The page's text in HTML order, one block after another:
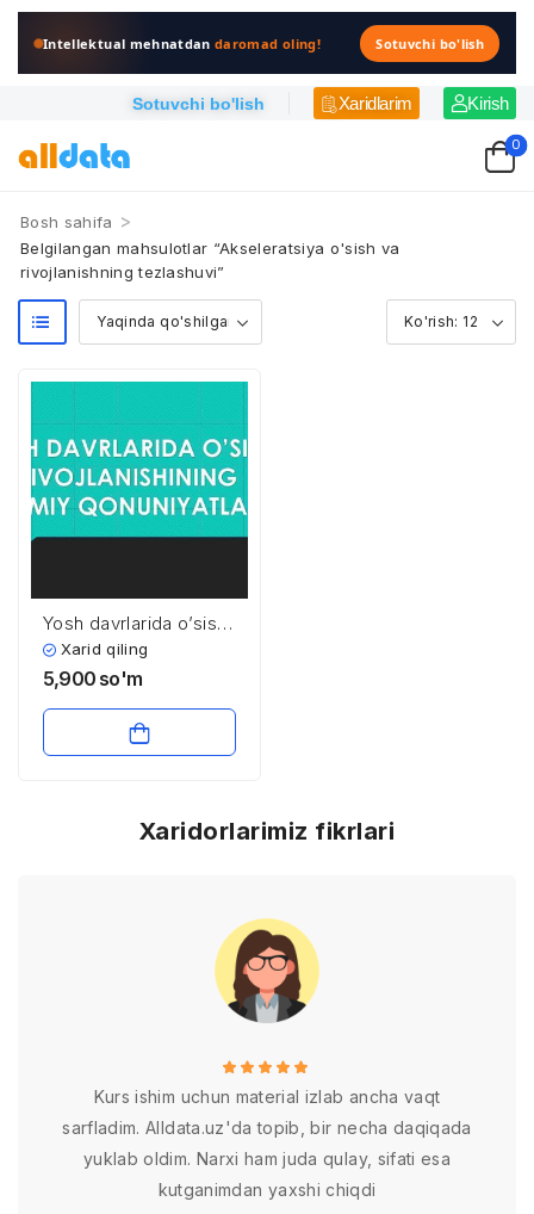
Intellektual mehnatdandaromad oling! Sotuvchi bo'lish
Sotuvchi bo'lish Xaridlarim Kirish
0
Bosh sahifa >
Belgilangan mahsulotlar “Akseleratsiya o'sish va
rivojlanishning tezlashuvi”
Yosh davrlarida o’sish
va rivojlanishining
umumiy qonuniyatlari
Xarid qiling
5,900 so'm
Xaridorlarimiz fikrlari
Kurs ishim uchun material izlab ancha vaqt
sarfladim. Alldata.uz'da topib, bir necha daqiqada
yuklab oldim. Narxi ham juda qulay, sifati esa
kutganimdan yaxshi chiqdi